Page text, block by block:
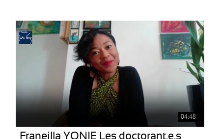
04:48
Franeilla YONIE Les doctorant.e.s